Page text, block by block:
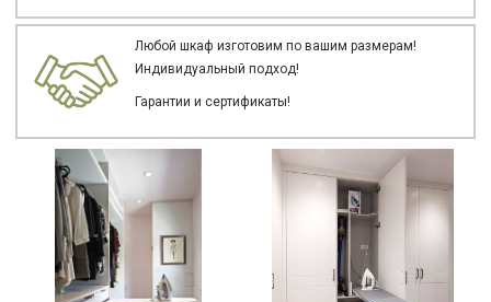
Любой шкаф изготовим по вашим размерам!
Индивидуальный подход!
Гарантии и сертификаты!